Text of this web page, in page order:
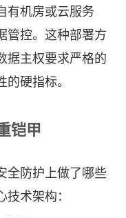
有机房或云服务
管控。这种部署方
据主权要求严格的
硬指标。
铠甲
全防护上做了哪些
术架构：